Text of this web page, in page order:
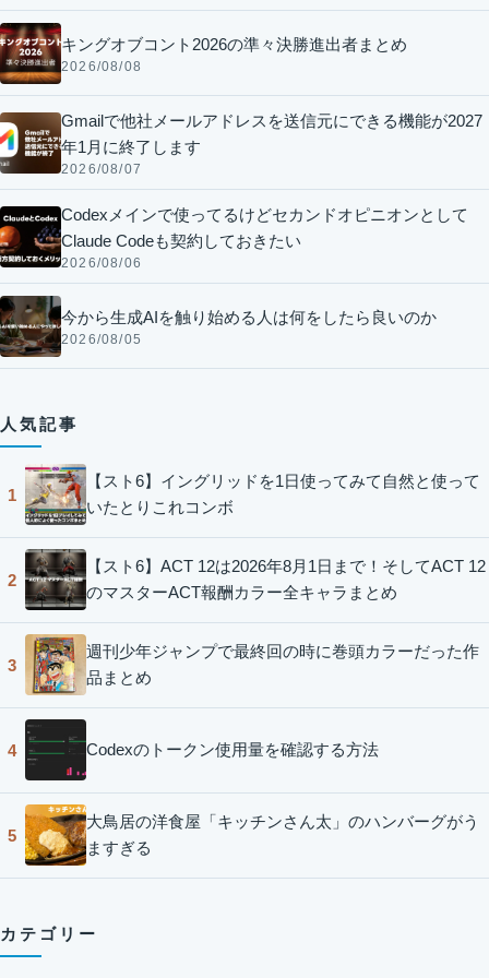
キングオブコント2026の準々決勝進出者まとめ
2026/08/08
Gmailで他社メールアドレスを送信元にできる機能が2027
年1月に終了します
2026/08/07
Codexメインで使ってるけどセカンドオピニオンとして
Claude Codeも契約しておきたい
2026/08/06
今から生成AIを触り始める人は何をしたら良いのか
2026/08/05
人気記事
1
【スト6】イングリッドを1日使ってみて自然と使って
いたとりこれコンボ
2
【スト6】ACT 12は2026年8月1日まで！そしてACT 12
のマスターACT報酬カラー全キャラまとめ
3
週刊少年ジャンプで最終回の時に巻頭カラーだった作
品まとめ
4 Codexのトークン使用量を確認する方法
5
大鳥居の洋食屋「キッチンさん太」のハンバーグがう
ますぎる
カテゴリー